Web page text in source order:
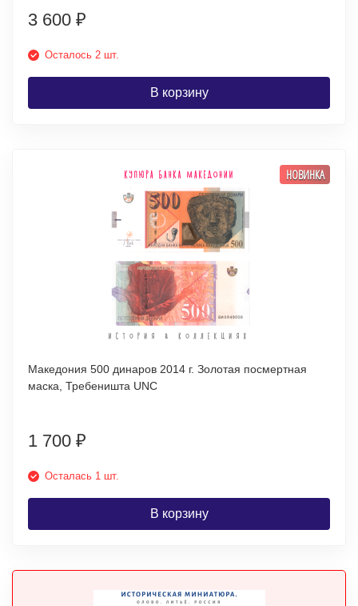
3 600 ₽
Осталось 2 шт.
В корзину
НОВИНКА
Македония 500 динаров 2014 г. Золотая посмертная
маска, Требеништа UNC
1 700 ₽
Осталась 1 шт.
В корзину